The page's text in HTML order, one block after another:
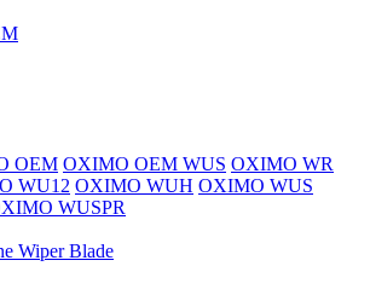
OEM OXIMO OEM WUS OXIMO WR
WU12 OXIMO WUH OXIMO WUS
WUSPR
Wiper Blade